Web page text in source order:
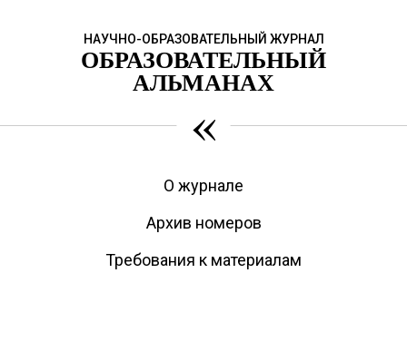
НАУЧНО-ОБРАЗОВАТЕЛЬНЫЙ ЖУРНАЛ
ОБРАЗОВАТЕЛЬНЫЙ
АЛЬМАНАХ
«
О журнале
Архив номеров
Требования к материалам